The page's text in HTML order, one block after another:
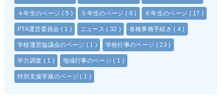
４年生のページ ( 5 ) ５年生のページ( 6 ) ６年生のページ ( 17 )
PTA運営委員会 ( 1 ) ニュース( 32 ) 各種事務手続き( 4 )
学校運営協議会のページ ( 1 ) 学校行事のページ ( 23 )
学力調査 ( 1 ) 地域行事のページ( 1 )
特別支援学級のページ( 1 )